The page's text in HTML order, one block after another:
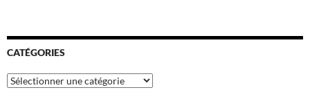
CATÉGORIES
Catégories